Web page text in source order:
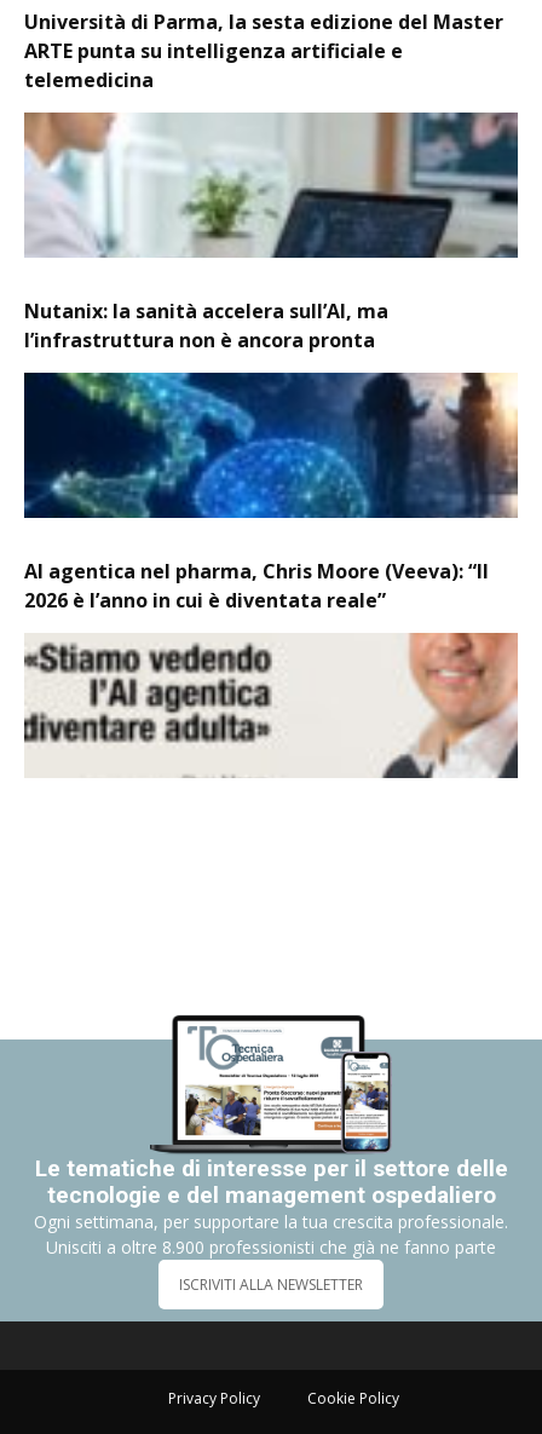
Università di Parma, la sesta edizione del Master
ARTE punta su intelligenza artificiale e
telemedicina
Nutanix: la sanità accelera sull’AI, ma
l’infrastruttura non è ancora pronta
AI agentica nel pharma, Chris Moore (Veeva): “Il
2026 è l’anno in cui è diventata reale”
Le tematiche di interesse per il settore delle
tecnologie e del management ospedaliero
Ogni settimana, per supportare la tua crescita professionale.
Unisciti a oltre 8.900 professionisti che già ne fanno parte
ISCRIVITI ALLA NEWSLETTER
Privacy Policy Cookie Policy